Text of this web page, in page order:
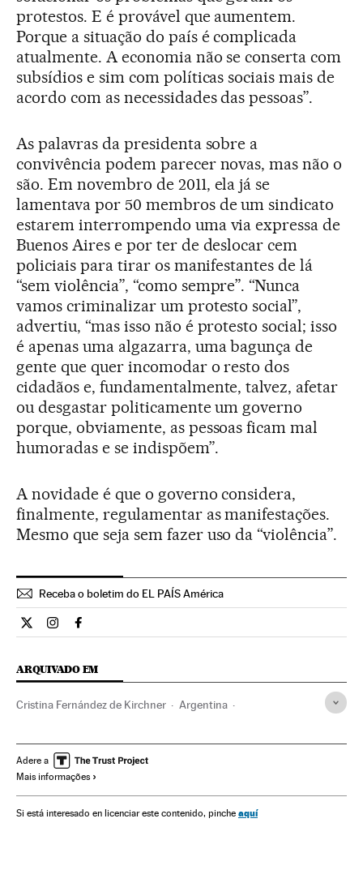
protestos. E é provável que aumentem.
Porque a situação do país é complicada
atualmente. A economia não se conserta com
subsídios e sim com políticas sociais mais de
acordo com as necessidades das pessoas”.
As palavras da presidenta sobre a
convivência podem parecer novas, mas não o
são. Em novembro de 2011, ela já se
lamentava por 50 membros de um sindicato
estarem interrompendo uma via expressa de
Buenos Aires e por ter de deslocar cem
policiais para tirar os manifestantes de lá
“sem violência”, “como sempre”. “Nunca
vamos criminalizar um protesto social”,
advertiu, “mas isso não é protesto social; isso
é apenas uma algazarra, uma bagunça de
gente que quer incomodar o resto dos
cidadãos e, fundamentalmente, talvez, afetar
ou desgastar politicamente um governo
porque, obviamente, as pessoas ficam mal
humoradas e se indispõem”.
A novidade é que o governo considera,
finalmente, regulamentar as manifestações.
Mesmo que seja sem fazer uso da “violência”.
Receba o boletim do EL PAÍS América
Internacional El País Brasil en Twitter
Internacional El País Brasil en Instagram
Internacional El País Brasil en Facebook
ARQUIVADO EM
Cristina Fernández de Kirchner Argentina
América Latina Problemas sociais
Adere a
Mais informações
Si está interesado en licenciar este contenido, pinche aquí